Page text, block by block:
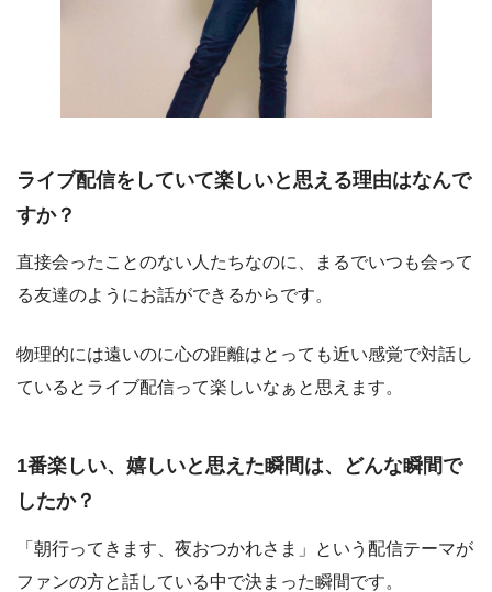
ライブ配信をしていて楽しいと思える理由はなんで
すか？
直接会ったことのない人たちなのに、まるでいつも会って
る友達のようにお話ができるからです。
物理的には遠いのに心の距離はとっても近い感覚で対話し
ているとライブ配信って楽しいなぁと思えます。
1番楽しい、嬉しいと思えた瞬間は、どんな瞬間で
したか？
「朝行ってきます、夜おつかれさま」という配信テーマが
ファンの方と話している中で決まった瞬間です。